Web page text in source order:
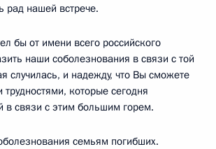
рад нашей встрече.
бы от имени всего российского
наши соболезнования в связи с той
случилась, и надежду, что Вы сможете
трудностями, которые сегодня
в связи с этим большим горем.
семьям погибших.